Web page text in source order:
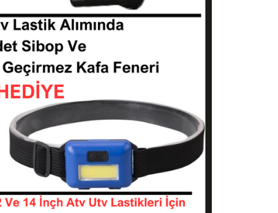
Sepete Ekle
Taksit Taksit Tutarı
Toplam Tutar
34.904,52 TL
2
17.452,26 TL
34.904,52 TL